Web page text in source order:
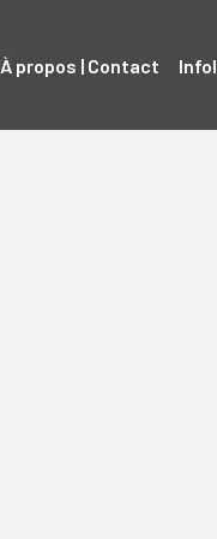
À propos | Contact